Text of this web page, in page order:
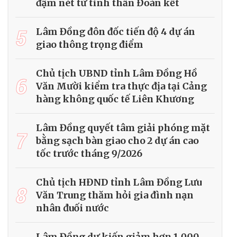
đậm nét từ tinh thần Đoàn kết
5
Lâm Đồng đôn đốc tiến độ 4 dự án
giao thông trọng điểm
6
Chủ tịch UBND tỉnh Lâm Đồng Hồ
Văn Mười kiểm tra thực địa tại Cảng
hàng không quốc tế Liên Khương
7
Lâm Đồng quyết tâm giải phóng mặt
bằng sạch bàn giao cho 2 dự án cao
tốc trước tháng 9/2026
8
Chủ tịch HĐND tỉnh Lâm Đồng Lưu
Văn Trung thăm hỏi gia đình nạn
nhân đuối nước